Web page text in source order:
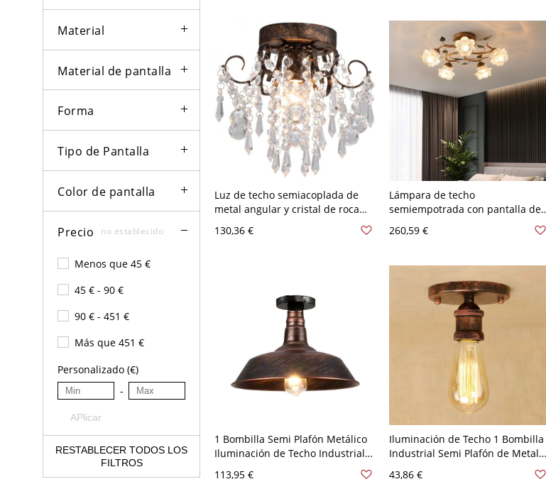
Material
Material de pantalla
Forma
Tipo de Pantalla
Color de pantalla
Precio no establecido
Menos que 45 €
45 € - 90 €
90 € - 451 €
Más que 451 €
Personalizado (€)
-
APlicar
RESTABLECER TODOS LOS
FILTROS
Luz de techo semiacoplada de
metal angular y cristal de roca
transparente con cableado duro
LED/incandescente/fluorescente,
130,36 €
Lámpara de techo
semiempotrada con pantalla de
aspecto moderno - 110 A 120 V 6
260,59 €
1 Bombilla Semi Plafón Metálico
Iluminación de Techo Industrial
de Tapa de Olla - Rústico 110 A
120 V 25,4 cm
113,95 €
Iluminación de Techo 1 Bombilla
Industrial Semi Plafón de Metal
para Pasillo - Rústico 110 A 120 V
43,86 €